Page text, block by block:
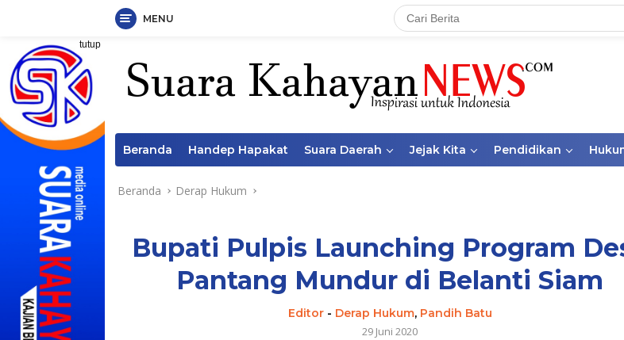
Langsung
konten
MENU
tutup
Beranda Handep Hapakat Suara Daerah Jejak Kita Pendidikan
Beranda Derap Hukum
Bupati Pulpis Launching Program
Pantang Mundur di Belanti Siam
Editor- Derap Hukum, Pandih Batu
29 Juni 2020